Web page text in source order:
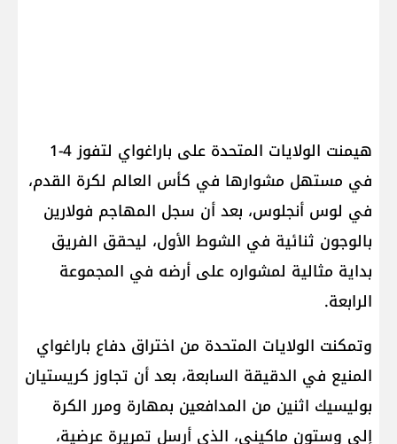
هيمنت الولايات المتحدة على باراغواي لتفوز 4-1
في مستهل مشوارها في كأس العالم لكرة القدم،
في لوس أنجلوس، بعد أن سجل المهاجم فولارين
بالوجون ثنائية في الشوط الأول، ليحقق الفريق
بداية مثالية لمشواره على أرضه في المجموعة
الرابعة.
وتمكنت الولايات المتحدة من اختراق دفاع ​باراغواي
المنيع في الدقيقة السابعة، بعد أن تجاوز كريستيان
بوليسيك اثنين من المدافعين بمهارة ومرر الكرة
إلى وستون ماكيني، الذي أرسل تمريرة عرضية،